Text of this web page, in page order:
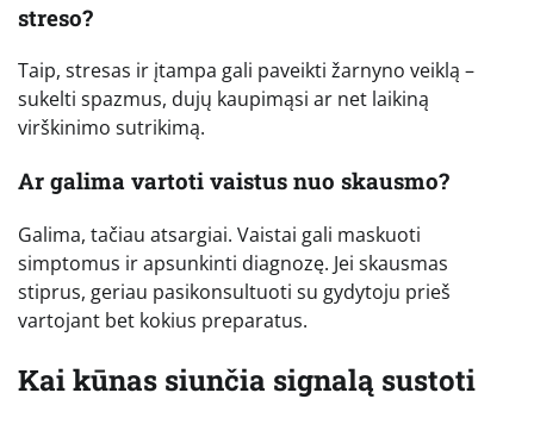
streso?
Taip, stresas ir įtampa gali paveikti žarnyno veiklą –
sukelti spazmus, dujų kaupimąsi ar net laikiną
virškinimo sutrikimą.
Ar galima vartoti vaistus nuo skausmo?
Galima, tačiau atsargiai. Vaistai gali maskuoti
simptomus ir apsunkinti diagnozę. Jei skausmas
stiprus, geriau pasikonsultuoti su gydytoju prieš
vartojant bet kokius preparatus.
Kai kūnas siunčia signalą sustoti